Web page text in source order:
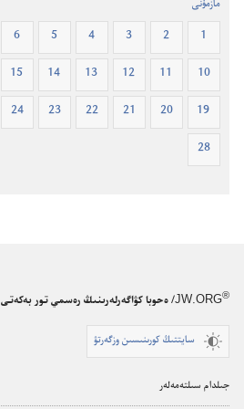
مازمۇنى
1
2
3
4
5
6
10
11
12
13
14
15
19
20
21
22
23
24
28
JW.ORG® / ەحوبا كۋاگەرلەرىنىڭ رەسمي تور بەكەتى
سايتتىڭ كورىنىسىن وزگەرتۋ
جىلدام سىلتەمەلەر